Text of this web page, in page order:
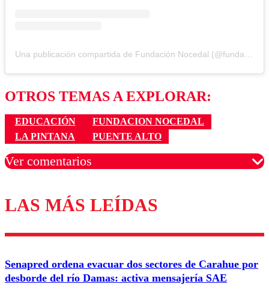
Una publicación compartida de Fundación Nocedal (@fundacionnocedal)
OTROS TEMAS A EXPLORAR:
EDUCACIÓN
FUNDACION NOCEDAL
LA PINTANA
PUENTE ALTO
Ver comentarios
Los comentarios son moderados para garantizar un
diálogo respetuoso.
Correo
LAS MÁS LEÍDAS
Senapred ordena evacuar dos sectores de Carahue por
desborde del río Damas: activa mensajería SAE